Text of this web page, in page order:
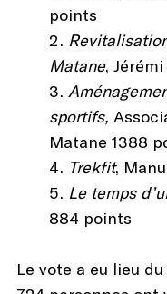
points
Matane,
sportifs,
Matane 1388
Trekfit,
Le temps
884 points
Le vote a eu lieu